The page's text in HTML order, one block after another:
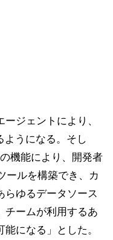
ジェントにより、
ようになる。そし
機能により、開発者
ールを構築でき、カ
らゆるデータソース
チームが利用するあ
になる」とした。